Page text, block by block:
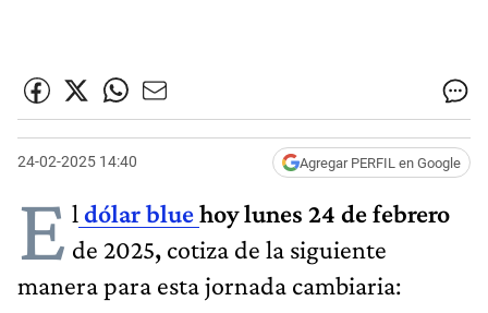
24-02-2025 14:40 Agregar PERFIL en Google
E l dólar bluehoy lunes 24 de febrero
de 2025, cotiza de la siguiente
manera para esta jornada cambiaria: